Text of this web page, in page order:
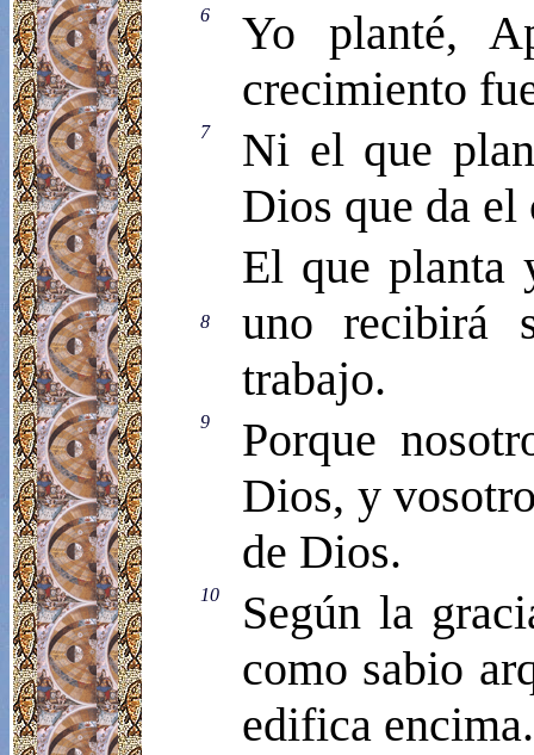
6
Yo planté,
crecimiento
7
Ni el que
Dios que da
8
El que planta
uno recibirá
trabajo.
9
Porque
Dios, y
de Dios.
10
Según la
como sabio
edifica